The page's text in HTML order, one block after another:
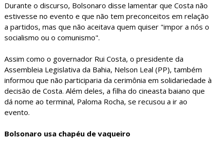
Durante o discurso, Bolsonaro disse lamentar que Costa não
estivesse no evento e que não tem preconceitos em relação
a partidos, mas que não aceitava quem quiser "impor a nós o
socialismo ou o comunismo".
Assim como o governador Rui Costa, o presidente da
Assembleia Legislativa da Bahia, Nelson Leal (PP), também
informou que não participaria da cerimônia em solidariedade à
decisão de Costa. Além deles, a filha do cineasta baiano que
dá nome ao terminal, Paloma Rocha, se recusou a ir ao
evento.
Bolsonaro usa chapéu de vaqueiro